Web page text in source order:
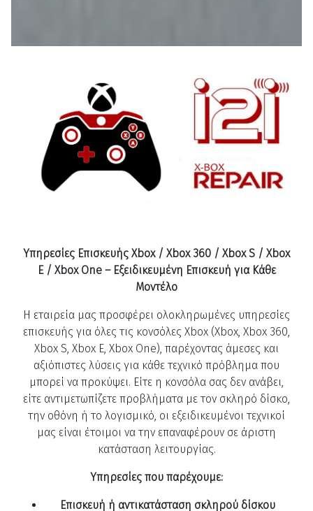
Υπηρεσίες Επισκευής Xbox / Xbox 360 / Xbox S / Xbox
E / Xbox One – Εξειδικευμένη Επισκευή για Κάθε
Μοντέλο
Η εταιρεία μας προσφέρει ολοκληρωμένες υπηρεσίες
επισκευής για όλες τις κονσόλες Xbox (Xbox, Xbox 360,
Xbox S, Xbox E, Xbox One), παρέχοντας άμεσες και
αξιόπιστες λύσεις για κάθε τεχνικό πρόβλημα που
μπορεί να προκύψει. Είτε η κονσόλα σας δεν ανάβει,
είτε αντιμετωπίζετε προβλήματα με τον σκληρό δίσκο,
την οθόνη ή το λογισμικό, οι εξειδικευμένοι τεχνικοί
μας είναι έτοιμοι να την επαναφέρουν σε άριστη
κατάσταση λειτουργίας.
Υπηρεσίες που παρέχουμε:
Επισκευή ή αντικατάσταση σκληρού δίσκου